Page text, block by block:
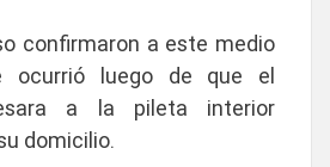
confirmaron a este medio
ocurrió luego de que el
a la pileta interior
domicilio.